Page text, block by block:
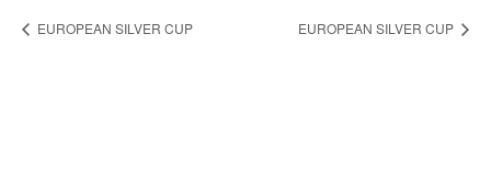
EUROPEAN SILVER CUP EUROPEAN SILVER CUP